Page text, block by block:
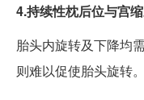
4.持续性枕后位与宫
胎头内旋转及下降均
则难以促使胎头旋转。